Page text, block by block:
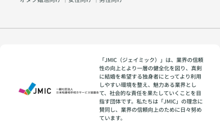
「JMIC（ジェイミック）」は、業界の信頼
性の向上とより一層の健全化を図り、真剣
に結婚を希望する独身者にとってより利用
しやすい環境を整え、魅力ある業界とし
て、社会的な責任を果たしていくことを目
指す団体です。私たちは「JMIC」の理念に
賛同し、業界の信頼向上のために日々努め
ています。